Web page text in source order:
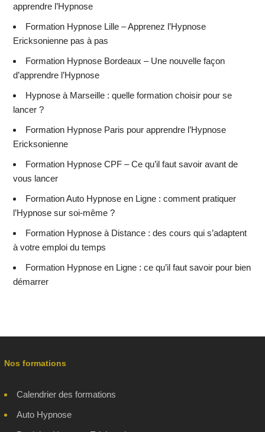
apprendre l’Hypnose
Formation Hypnose Lille – Apprenez l’Hypnose
Ericksonienne pas à pas
Formation Hypnose Bordeaux – Une nouvelle façon
d’apprendre l’Hypnose
Hypnose à Marseille : quelle formation choisir pour se
lancer ?
Formation Hypnose Paris pour apprendre l’Hypnose
Ericksonienne
Formation Hypnose CPF – Ce qu’il faut savoir avant de
vous lancer
Formation Auto Hypnose en Ligne : comment pratiquer
l’Hypnose sur soi-même ?
Formation Hypnose à Distance : des cours qui s’adaptent
à votre emploi du temps
Formation Hypnose en Ligne : ce qu’il faut savoir pour bien
démarrer
Nos formations
Calendrier des formations
Auto Hypnose